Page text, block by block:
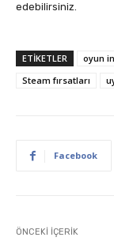
edebilirsiniz.
ETIKETLER oyun
Steam fırsatları
Facebook
ÖNCEKI İÇERIK